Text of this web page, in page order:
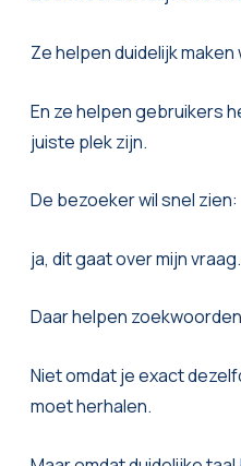
Ze helpen duidelijk
En ze helpen gebruikers
juiste plek zijn.
De bezoeker wil snel zien:
ja, dit gaat over mijn vraag.
Daar helpen
Niet omdat je exact
moet herhalen.